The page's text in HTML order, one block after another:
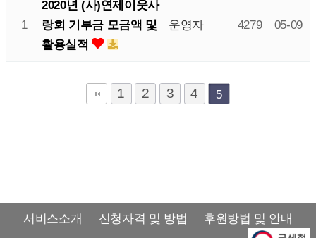
1
2020년 (사)연제이웃사
랑회 기부금 모금액 및
활용실적
운영자 4279 05-09
1 2 3 4 5
서비스소개 신청자격 및 방법 후원방법 및 안내